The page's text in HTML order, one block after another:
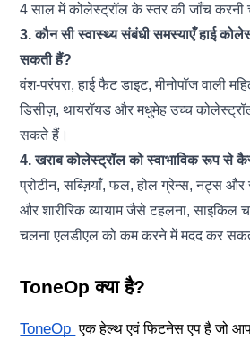
4 साल में कोलेस्ट्रॉल के स्तर की जाँच करनी
3. कौन सी स्वास्थ्य संबंधी समस्याएँ हाई
सकती हैं?
वंश-परंपरा, हाई फैट डाइट, मीनोपॉज वाली
डिसीज़, थायरॉयड और मधुमेह उच्च
सकते हैं।
4. खराब कोलेस्ट्रॉल को स्वाभाविक रूप से
प्रोटीन, सब्ज़ियाँ, फल, होल ग्रेन्स, नट्स
और शारीरिक व्यायाम जैसे टहलना, साइकिल
चलना एलडीएल को कम करने में मदद कर
ToneOp क्या है?
ToneOp एक हेल्थ एवं फिटनेस एप है जो